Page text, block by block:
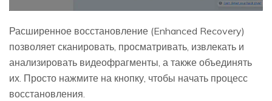
Расширенное восстановление (Enhanced Recovery)
позволяет сканировать, просматривать, извлекать и
анализировать видеофрагменты, а также объединять
их. Просто нажмите на кнопку, чтобы начать процесс
восстановления.